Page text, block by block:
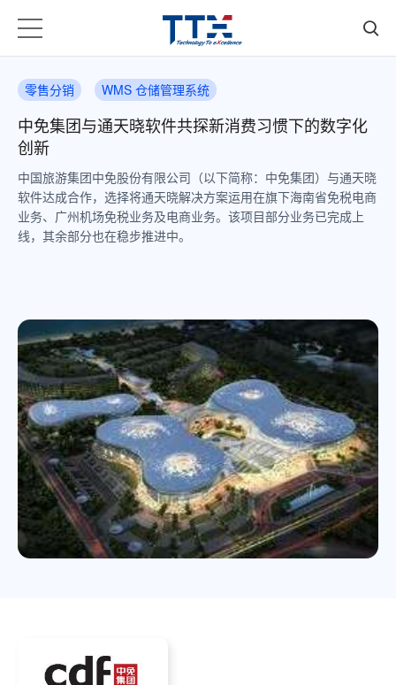
零售分销 WMS 仓储管理系统
中免集团与通天晓软件共探新消费习惯下的数字化
创新
中国旅游集团中免股份有限公司（以下简称：中免集团）与通天晓
软件达成合作，选择将通天晓解决方案运用在旗下海南省免税电商
业务、广州机场免税业务及电商业务。该项目部分业务已完成上
线，其余部分也在稳步推进中。